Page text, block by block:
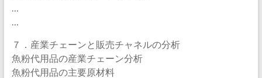
…
…
７．産業チェーンと販売チャネルの分析
魚粉代用品の産業チェーン分析
魚粉代用品の主要原材料